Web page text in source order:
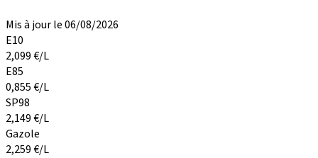
Mis à jour le 06/08/2026
E10
2,099€/L
E85
0,855€/L
SP98
2,149€/L
Gazole
2,259€/L